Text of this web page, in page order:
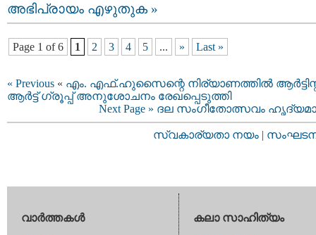
അഭിപ്രായം എഴുതുക »
Page 1 of 6 1 2 3 4 5 ... » Last »
« Previous « എം. എഫ്.ഹുസൈന്റെ നിര്യാണത്തില്‍
ആര്‍ട്ട് ഗ്രൂപ്പ്‌ അനുശോചനം രേഖപ്പെടുത്തി
Next Page » ദല സംഗീതോത്സവം
സ്വകാര്യതാ നയം |
വാര്‍ത്തകള്‍
കലാ സാഹിത്യം